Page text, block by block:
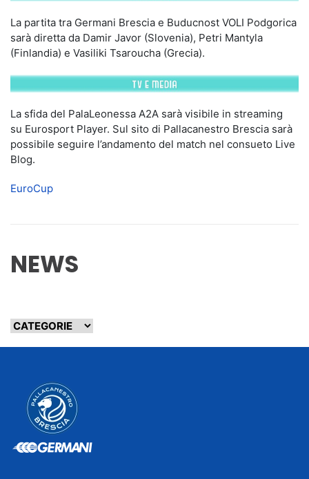
La partita tra Germani Brescia e Buducnost VOLI Podgorica
sarà diretta da Damir Javor (Slovenia), Petri Mantyla
(Finlandia) e Vasiliki Tsaroucha (Grecia).
La sfida del PalaLeonessa A2A sarà visibile in streaming
su Eurosport Player. Sul sito di Pallacanestro Brescia sarà
possibile seguire l’andamento del match nel consueto Live
Blog.
EuroCup
NEWS